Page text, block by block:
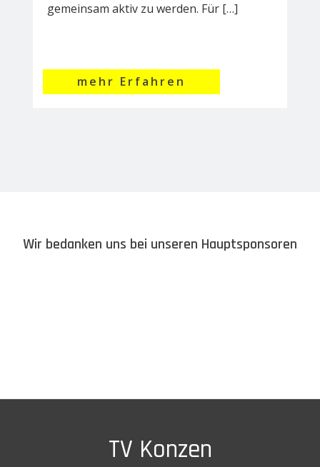
gemeinsam aktiv zu werden. Für […]
mehr Erfahren
Wir bedanken uns bei unseren Hauptsponsoren
TV Konzen